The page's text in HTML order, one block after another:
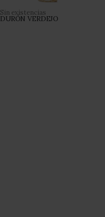
Sin existencias
DURÓN VERDEJO